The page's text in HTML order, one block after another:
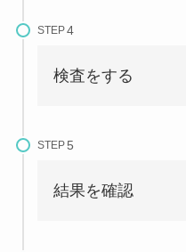
STEP
検査をする
STEP
結果を確認